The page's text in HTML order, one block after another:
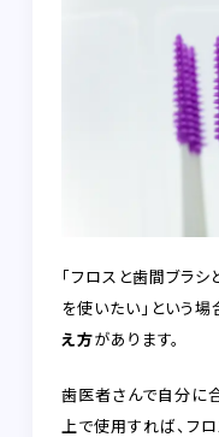
「フロスと歯間ブラ
を使いたい」という場
え方があります。
歯医者さんで自分に
上で使用すれば、フ